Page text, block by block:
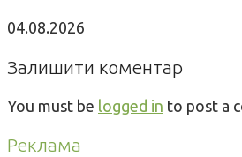
04.08.2026
Залишити коментар
You must be logged in to post a
Реклама